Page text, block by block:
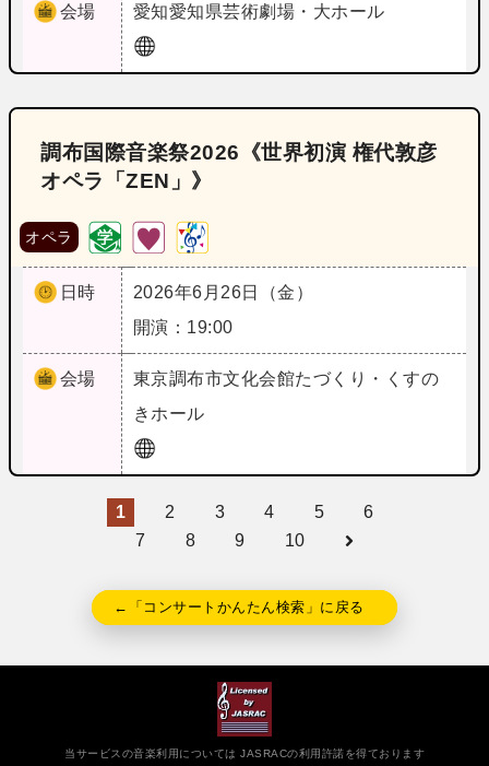
会場 愛知愛知県芸術劇場・大ホール
調布国際音楽祭2026《世界初演 権代敦彦
オペラ「ZEN」》
オペラ
日時
2026年6月26日（金）
開演：19:00
会場 東京調布市文化会館たづくり・くすの
きホール
1 2 3 4 5
6
7
8 9 10
←「コンサートかんたん検索」に戻る
当サービスの音楽利用については JASRACの利用許諾を得ております